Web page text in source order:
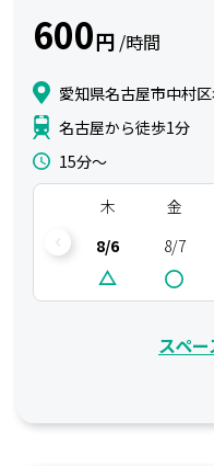
600円 /時間
愛知県名古屋市中村
名古屋から徒歩1分
15分〜
木
8/6
金
8/7
スペ